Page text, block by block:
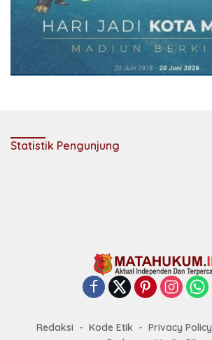
Statistik Pengunjung
Redaksi Kode Etik Privacy Policy